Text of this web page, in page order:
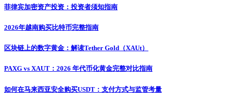
菲律宾加密资产投资：投资者须知指南
2026年越南购买比特币完整指南
区块链上的数字黄金：解读Tether Gold（XAUt）
PAXG vs XAUT：2026 年代币化黄金完整对比指南
如何在马来西亚安全购买USDT：支付方式与监管考量